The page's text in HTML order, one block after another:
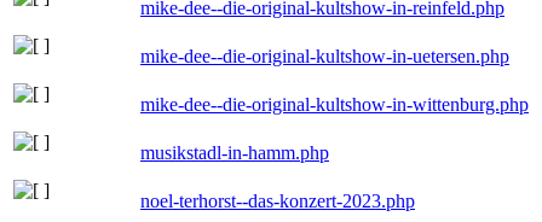
mike-dee--die-original-kultshow-in-reinfeld.php
mike-dee--die-original-kultshow-in-uetersen.php
mike-dee--die-original-kultshow-in-wittenburg.php
musikstadl-in-hamm.php
noel-terhorst--das-konzert-2023.php